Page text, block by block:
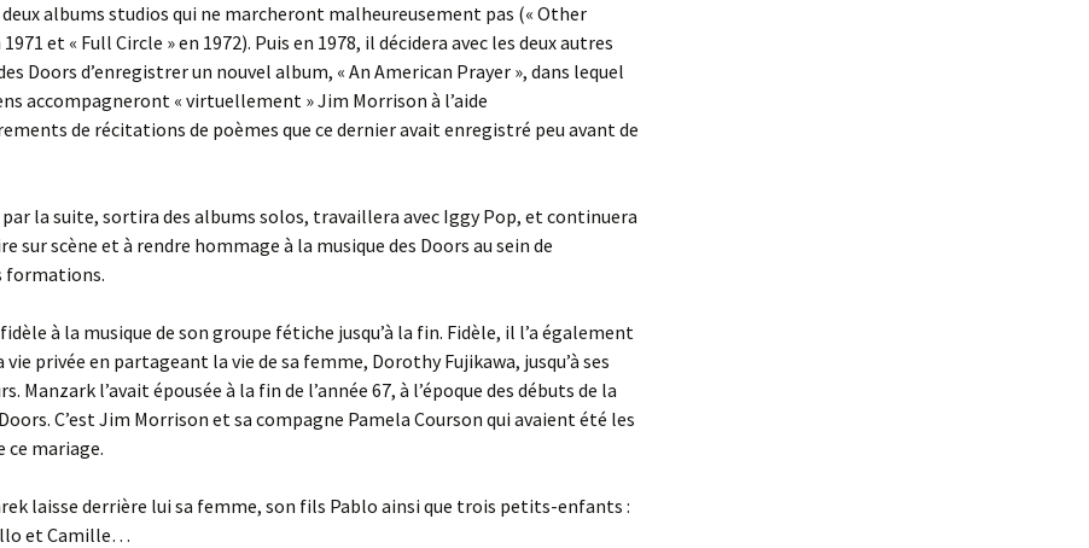
albums studios qui ne marcheront malheureusement pas (« Other
1971 et « Full Circle » en 1972). Puis en 1978, il décidera avec les deux autres
Doors d’enregistrer un nouvel album, « An American Prayer », dans lequel
accompagneront « virtuellement » Jim Morrison à l’aide
de récitations de poèmes que ce dernier avait enregistré peu avant de
la suite, sortira des albums solos, travaillera avec Iggy Pop, et continuera
sur scène et à rendre hommage à la musique des Doors au sein de
formations.
à la musique de son groupe fétiche jusqu’à la fin. Fidèle, il l’a également
vie privée en partageant la vie de sa femme, Dorothy Fujikawa, jusqu’à ses
Manzark l’avait épousée à la fin de l’année 67, à l’époque des débuts de la
C’est Jim Morrison et sa compagne Pamela Courson qui avaient été les
ce mariage.
laisse derrière lui sa femme, son fils Pablo ainsi que trois petits-enfants :
et Camille…